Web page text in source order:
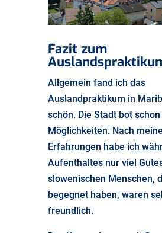
Fazit zum
Allgemein fand ich das
Auslandpraktikum in
schön. Die Stadt bot
Möglichkeiten. Nach
Erfahrungen habe ich
Aufenthaltes nur viel
slowenischen Menschen,
begegnet haben, waren
freundlich.